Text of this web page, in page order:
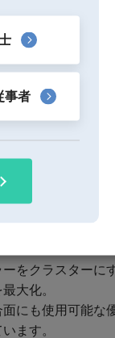
をクラスターに
大化。
面にも使用可能な
ます。
事者